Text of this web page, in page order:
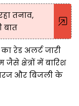
तनाव,
बात
रेड अलर्ट जारी
क्षेत्रों में बारिश
और बिजली के